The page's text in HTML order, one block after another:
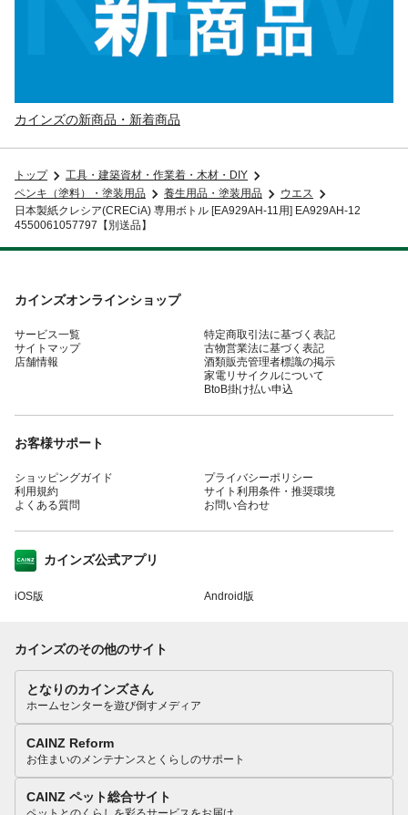
カインズの新商品・新着商品
トップ
工具・建築資材・作業着・木材・DIY
ペンキ（塗料）・塗装用品
養生用品・塗装用品
ウエス
日本製紙クレシア(CRECiA) 専用ボトル [EA929AH-11用] EA929AH-12
4550061057797【別送品】
カインズオンラインショップ
サービス一覧
サイトマップ
店舗情報
特定商取引法に基づく表記
古物営業法に基づく表記
酒類販売管理者標識の掲示
家電リサイクルについて
BtoB掛け払い申込
お客様サポート
ショッピングガイド
利用規約
よくある質問
プライバシーポリシー
サイト利用条件・推奨環境
お問い合わせ
カインズ公式アプリ
iOS版 Android版
カインズのその他のサイト
となりのカインズさん
ホームセンターを遊び倒すメディア
CAINZ Reform
お住まいのメンテナンスとくらしのサポート
CAINZ ペット総合サイト